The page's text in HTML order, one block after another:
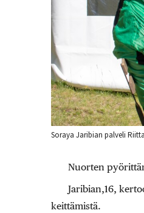
Soraya Jaribian palveli
Nuorten
Jaribian,16,
keittämistä.